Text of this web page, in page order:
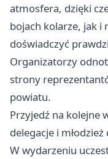
atmosfera, dzięki
bojach kolarze, jak i
doświadczyć
Organizatorzy
strony
powiatu.
Przyjedź na kolejne
delegacje i
W wydarzeniu